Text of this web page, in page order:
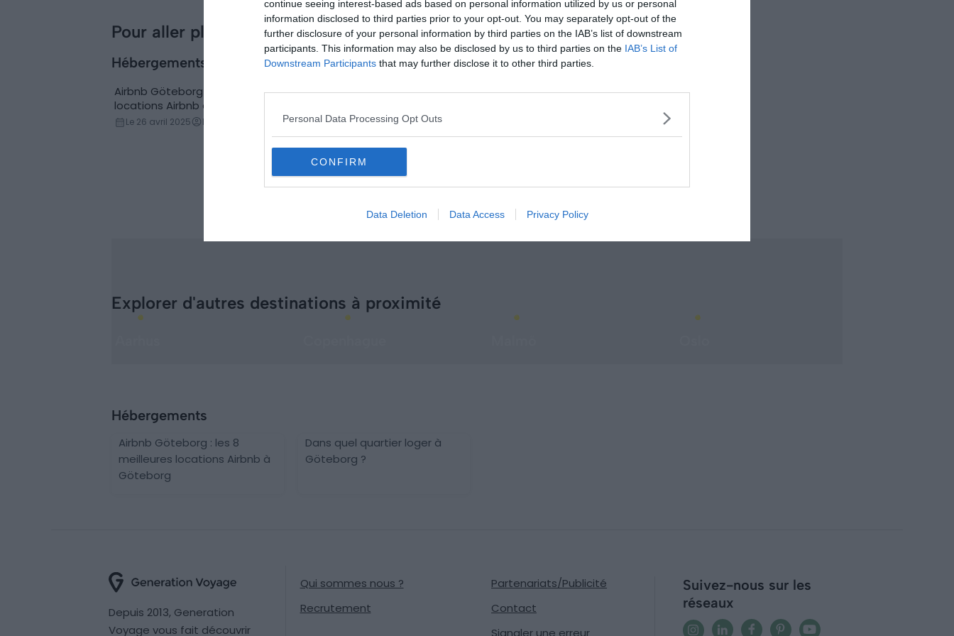
continue seeing interest-based ads based on personal information utilized by us or personal
information disclosed to third parties prior to your opt-out. You may separately opt-out of the
further disclosure of your personal information by third parties on the IAB’s list of downstream
participants. This information may also be disclosed by us to third parties on the IAB’s List of
Downstream Participants that may further disclose it to other third parties.
Personal Data Processing Opt Outs
CONFIRM
Data Deletion Data Access Privacy Policy
faire et voir (Suède)
Pour aller plus loin
Hébergements
Locations de vacances
Airbnb Göteborg : les 8 meilleures
locations Airbnb à Göteborg
Le 26 avril 2025 Par Angélique Brenot
Dans quel quartier loger à Göteborg ?
Explorer d'autres destinations à proximité
Hébergements
Airbnb Göteborg : les 8
meilleures locations Airbnb à
Göteborg
Dans quel quartier loger à
Göteborg ?
Depuis 2013, Generation
Voyage vous fait découvrir
Qui sommes nous ?
Recrutement
Partenariats/Publicité
Contact
Signaler une erreur
Suivez-nous sur les
réseaux